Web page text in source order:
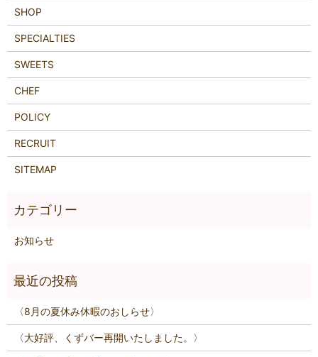
SHOP
SPECIALTIES
SWEETS
CHEF
POLICY
RECRUIT
SITEMAP
お知らせ
〈8月の夏休み休暇のおしらせ〉
〈大好評、くずバー再開いたしました。〉